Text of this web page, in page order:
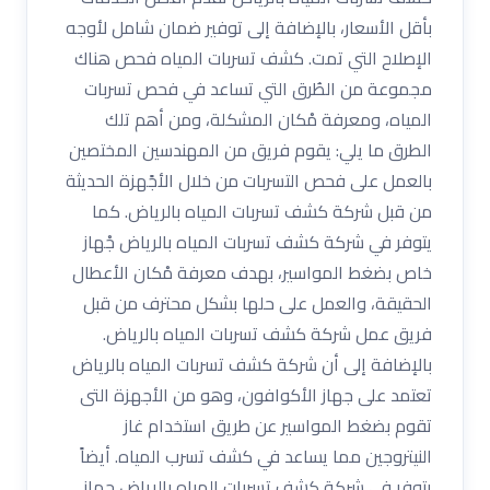
بأقل الأسعار، بالإضافة إلى توفير ضمان شامل لأوجه
الإصلاح التي تمت. كشف تسربات المياه فحص هناك
مجموعة من الطُرق التي تساعد في فحص تسربات
المياه، ومعرفة مْكان المشكلة، ومن أهم تلك
الطرق ما يلي: يقوم فريق من المهندسين المختصين
بالعمل على فحص التسربات من خلال الأجًهزة الحديثة
من قبل شركة كشف تسربات المياه بالرياض. كما
يتوفر في شركة كشف تسربات المياه بالرياض جْهاز
خاص بضغط المواسير، بهدف معرفة مْكان الأعطال
الحقيقة، والعمل على حلها بشكل محترف من قبل
فريق عمل شركة كشف تسربات المياه بالرياض.
بالإضافة إلى أن شركة كشف تسربات المياه بالرياض
تعتمد على جهاز الأكوافون، وهو من الأجهزة التى
تقوم بضغط المواسير عن طريق استخدام غاز
النيتروجين مما يساعد في كشف تسرب المياه. أيضاً